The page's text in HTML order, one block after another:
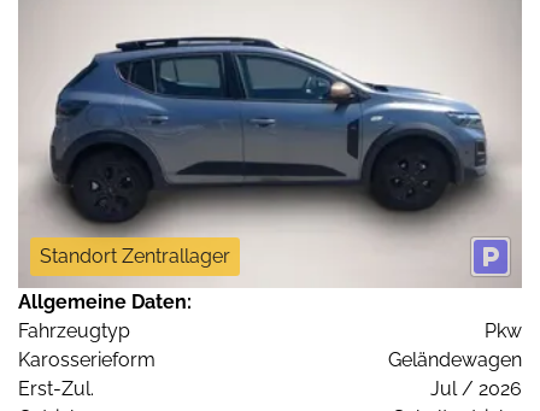
Standort Zentrallager
Allgemeine Daten:
Fahrzeugtyp
Pkw
Karosserieform
Geländewagen
Erst-Zul.
Jul / 2026